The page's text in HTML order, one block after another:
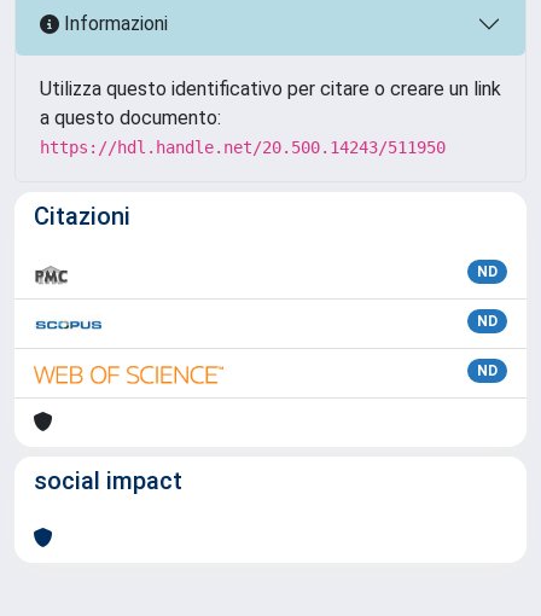
Informazioni
Utilizza questo identificativo per citare o creare un link
a questo documento:
https://hdl.handle.net/20.500.14243/511950
Citazioni
ND
ND
ND
social impact